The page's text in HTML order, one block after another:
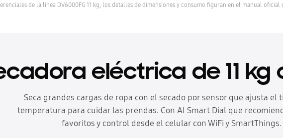
de la línea DV6000FG 11 kg; los detalles de dimensiones y consumo figuran en el manual oficial
eléctrica de 11 kg
Seca grandes cargas de ropa con el secado por sensor que ajusta el
temperatura para cuidar las prendas. Con AI Smart Dial que
favoritos y control desde el celular con WiFi y SmartThings.